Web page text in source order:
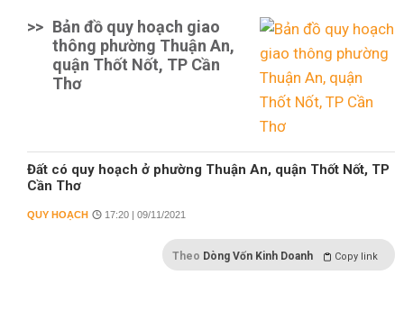
>> Bản đồ quy hoạch giao
thông phường Thuận An,
quận Thốt Nốt, TP Cần
Thơ
Đất có quy hoạch ở phường Thuận An, quận Thốt Nốt, TP
Cần Thơ
QUY HOẠCH 17:20 | 09/11/2021
Theo Dòng Vốn Kinh Doanh Copy link